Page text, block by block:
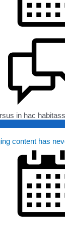
in hac habitasse
content has